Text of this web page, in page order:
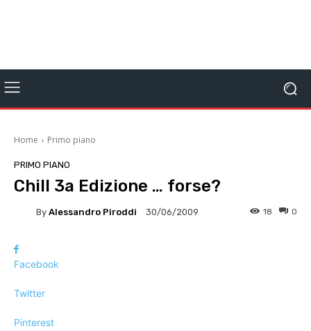
Home Primo piano
PRIMO PIANO
Chill 3a Edizione … forse?
By Alessandro Piroddi 30/06/2009 0
18
Facebook
Twitter
Pinterest